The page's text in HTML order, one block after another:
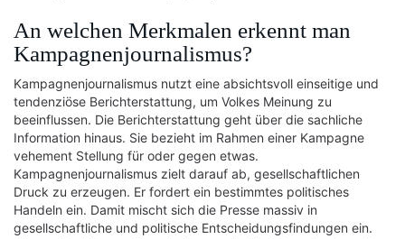
An welchen Merkmalen erkennt man
Kampagnenjournalismus?
Kampagnenjournalismus nutzt eine absichtsvoll einseitige und
tendenziöse Berichterstattung, um Volkes Meinung zu
beeinflussen. Die Berichterstattung geht über die sachliche
Information hinaus. Sie bezieht im Rahmen einer Kampagne
vehement Stellung für oder gegen etwas.
Kampagnenjournalismus zielt darauf ab, gesellschaftlichen
Druck zu erzeugen. Er fordert ein bestimmtes politisches
Handeln ein. Damit mischt sich die Presse massiv in
gesellschaftliche und politische Entscheidungsfindungen ein.